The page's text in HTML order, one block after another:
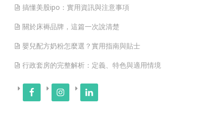
搞懂美股ipo：實用資訊與注意事項
關於床褥品牌，這篇一次說清楚
嬰兒配方奶粉怎麼選？實用指南與貼士
行政套房的完整解析：定義、特色與適用情境